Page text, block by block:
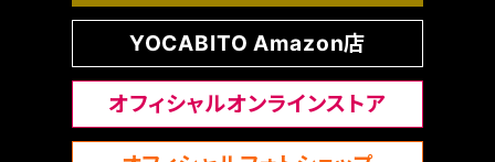
YOCABITO Amazon店
オフィシャルオンラインストア